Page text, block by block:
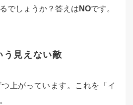
でしょうか？答えは NOです。
う見えない敵
上がっています。これを「イ